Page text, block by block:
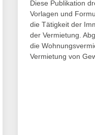
Diese Publikation
Vorlagen und
die Tätigkeit der
der Vermietung.
die
Vermietung von